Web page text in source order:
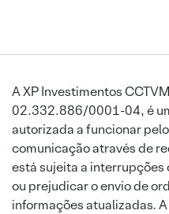
A XP Investimentos
02.332.886/0001-04, é
autorizada a funcionar
comunicação através de
está sujeita a
ou prejudicar o envio de
informações atualizadas.